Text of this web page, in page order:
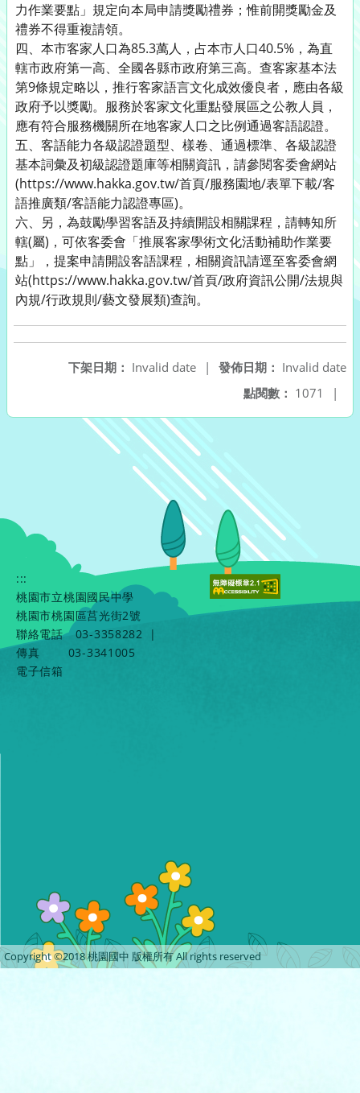
力作業要點」規定向本局申請獎勵禮券；惟前開獎勵金及
禮券不得重複請領。
四、本市客家人口為85.3萬人，占本市人口40.5%，為直
轄市政府第一高、全國各縣市政府第三高。查客家基本法
第9條規定略以，推行客家語言文化成效優良者，應由各級
政府予以獎勵。服務於客家文化重點發展區之公教人員，
應有符合服務機關所在地客家人口之比例通過客語認證。
五、客語能力各級認證題型、樣卷、通過標準、各級認證
基本詞彙及初級認證題庫等相關資訊，請參閱客委會網站
(https://www.hakka.gov.tw/首頁/服務園地/表單下載/客
語推廣類/客語能力認證專區)。
六、另，為鼓勵學習客語及持續開設相關課程，請轉知所
轄(屬)，可依客委會「推展客家學術文化活動補助作業要
點」，提案申請開設客語課程，相關資訊請逕至客委會網
站(https://www.hakka.gov.tw/首頁/政府資訊公開/法規與
內規/行政規則/藝文發展類)查詢。
發佈日期： Invalid date
下架日期： Invalid date
|
點閱數： 1071 |
:::
桃園市立桃園國民中學
桃園市桃園區莒光街2號
聯絡電話
03-3358282
|
傳真
03-3341005
電子信箱
Copyright ©2018 桃園國中 版權所有 All rights reserved